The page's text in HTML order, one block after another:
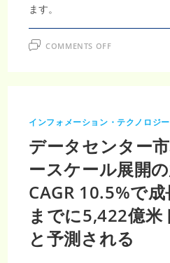
年
で
模
に
大
す
る
と
見
込
ま
れ
る
ます。
COMMENTS OFFON
セ
ン
ー
市
場
は、
持
続
可
能
な
コ
ロ
ケ
インフォメーション・テクノロジー
データセンター
ースケール展開の
CAGR 10.5%で
までに5,422億米
と予測される